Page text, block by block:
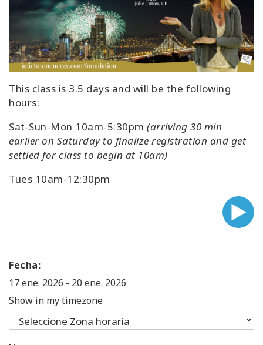
This class is 3.5 days and will be the following
hours:
Sat-Sun-Mon 10am-5:30pm (arriving 30 min
earlier on Saturday to finalize registration and get
settled for class to begin at 10am)
Tues 10am-12:30pm
Fecha:
17 ene. 2026 - 20 ene. 2026
Show in my timezone